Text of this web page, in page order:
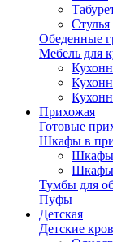
Стулья
Обеденные
Мебель для
Прихожая
Готовые
Шкафы в
Шкафы
Тумбы для
Пуфы
Детская
Детские